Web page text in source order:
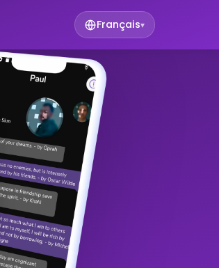
Français▾